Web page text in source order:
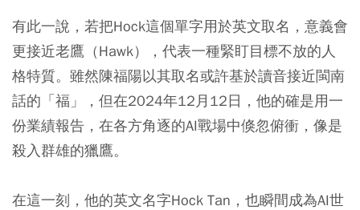
有此一說，若把Hock這個單字用於英文取名，意義會
更接近老鷹（Hawk），代表一種緊盯目標不放的人
格特質。雖然陳福陽以其取名或許基於讀音接近閩南
話的「福」，但在2024年12月12日，他的確是用一
份業績報告，在各方角逐的AI戰場中倏忽俯衝，像是
殺入群雄的獵鷹。
在這一刻，他的英文名字Hock Tan，也瞬間成為AI世